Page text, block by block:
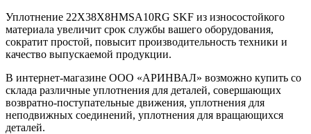
Уплотнение 22X38X8HMSA10RG SKF из износостойкого
материала увеличит срок службы вашего оборудования,
сократит простой, повысит производительность техники и
качество выпускаемой продукции.
В интернет-магазине ООО «АРИНВАЛ» возможно купить со
склада различные уплотнения для деталей, совершающих
возвратно-поступательные движения, уплотнения для
неподвижных соединений, уплотнения для вращающихся
деталей.